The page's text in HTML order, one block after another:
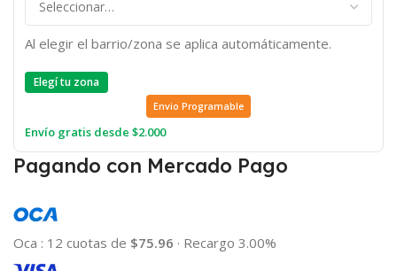
Al elegir el barrio/zona se aplica automáticamente.
Elegí tu zona
Envio Programable
Envío gratis desde $2.000
Pagando con Mercado Pago
Oca : 12 cuotas de $75.96 · Recargo 3.00%